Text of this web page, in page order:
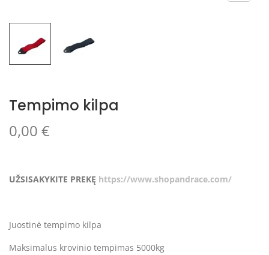
Tempimo kilpa
0,00 €
UŽSISAKYKITE PREKĘ https://www.shopandrace.com/
Juostinė tempimo kilpa
Maksimalus krovinio tempimas 5000kg